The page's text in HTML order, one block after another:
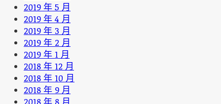
2019 年 5 月
2019 年 4 月
2019 年 3 月
2019 年 2 月
2019 年 1 月
2018 年 12 月
2018 年 10 月
2018 年 9 月